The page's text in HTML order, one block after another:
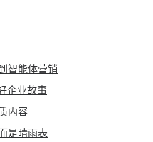
智能体营销
企业故事
内容
是晴雨表